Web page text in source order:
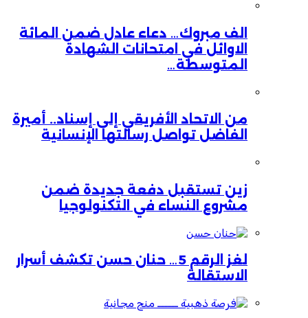
الف مبروك… دعاء عادل ضمن المائة
الاوائل في امتحانات الشهادة
المتوسطة…
من الاتحاد الأفريقي إلى إسناد.. أميرة
الفاضل تواصل رسالتها الإنسانية
زين تستقبل دفعة جديدة ضمن
مشروع النساء في التكنولوجيا
لغز الرقم 5… حنان حسن تكشف أسرار
الاستقالة